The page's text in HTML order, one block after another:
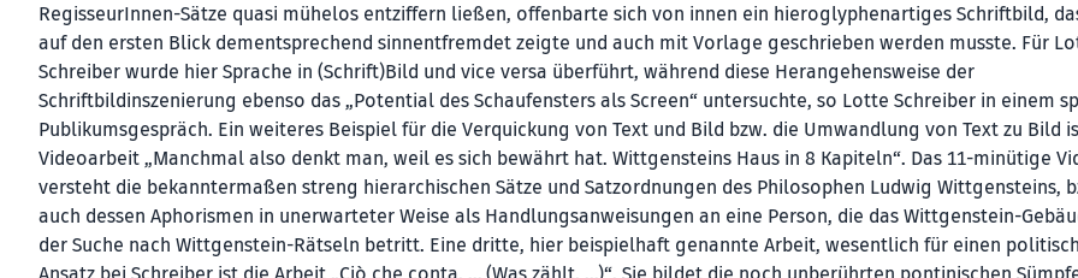
RegisseurInnen-Sätze quasi mühelos entziffern ließen, offenbarte sich von innen ein hieroglyphenartiges Schriftbild,
auf den ersten Blick dementsprechend sinnentfremdet zeigte und auch mit Vorlage geschrieben werden musste. Für
Schreiber wurde hier Sprache in (Schrift)Bild und vice versa überführt, während diese Herangehensweise der
Schriftbildinszenierung ebenso das „Potential des Schaufensters als Screen“ untersuchte, so Lotte Schreiber in einem
Publikumsgespräch. Ein weiteres Beispiel für die Verquickung von Text und Bild bzw. die Umwandlung von Text zu Bild
Videoarbeit „Manchmal also denkt man, weil es sich bewährt hat. Wittgensteins Haus in 8 Kapiteln“. Das 11-minütige
versteht die bekanntermaßen streng hierarchischen Sätze und Satzordnungen des Philosophen Ludwig Wittgensteins,
auch dessen Aphorismen in unerwarteter Weise als Handlungsanweisungen an eine Person, die das Wittgenstein-
der Suche nach Wittgenstein-Rätseln betritt. Eine dritte, hier beispielhaft genannte Arbeit, wesentlich für einen